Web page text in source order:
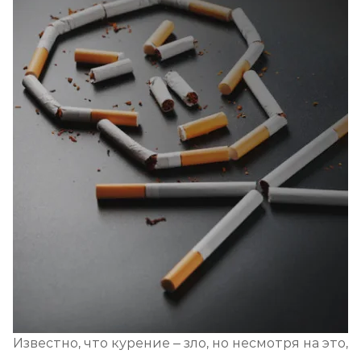
Известно, что курение – зло, но несмотря на это,